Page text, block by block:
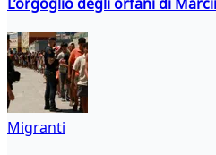
Migranti